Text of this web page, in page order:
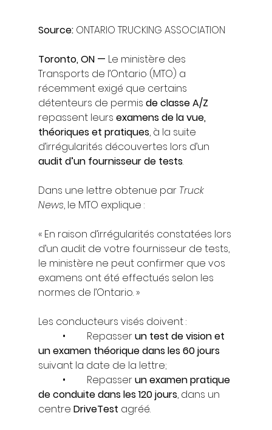
Source: ONTARIO TRUCKING ASSOCIATION
Toronto, ON — Le ministère des
Transports de l’Ontario (MTO) a
récemment exigé que certains
détenteurs de permis de classe A/Z
repassent leurs examens de la vue,
théoriques et pratiques, à la suite
d’irrégularités découvertes lors d’un
audit d’un fournisseur de tests.
Dans une lettre obtenue par Truck
News, le MTO explique :
« En raison d’irrégularités constatées lors
d’un audit de votre fournisseur de tests,
le ministère ne peut confirmer que vos
examens ont été effectués selon les
normes de l’Ontario. »
Les conducteurs visés doivent :
	•	Repasser
un test de vision et
un examen théorique dans les 60 jours
suivant la date de la lettre;
	•	Repasser
un examen pratique
de conduite dans les 120 jours, dans un
centre DriveTest agréé.